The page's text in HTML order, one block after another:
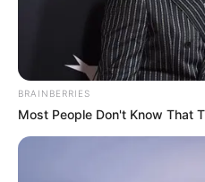
BRAINBERRIES
Most People Don't Know That